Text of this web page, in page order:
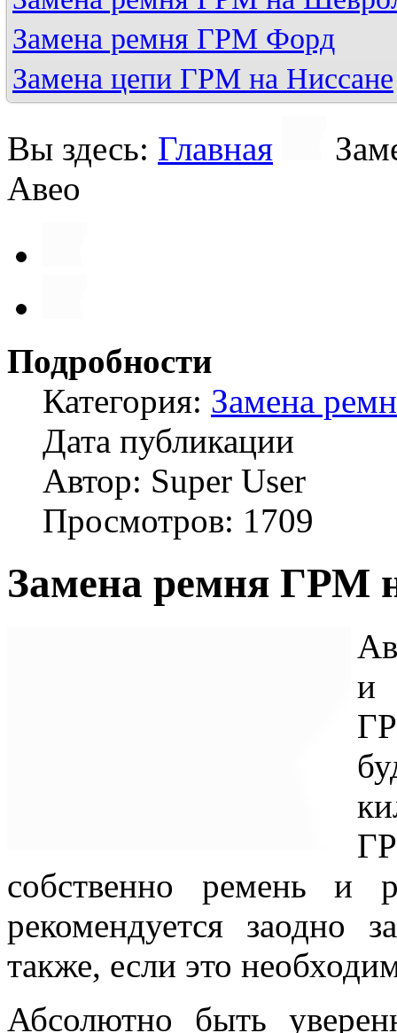
Замена ремня ГРМ Форд
Замена цепи ГРМ на Ниссане
Вы здесь: Главная
Авео
Подробности
Категория: Замена
Дата публикации
Автор: Super User
Просмотров: 1709
Замена ремня ГРМ
и
собственно ремень и
рекомендуется заодно
также, если это
Абсолютно быть